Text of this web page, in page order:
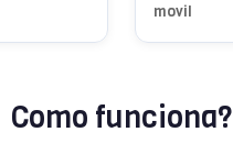
movil
Como funciona?